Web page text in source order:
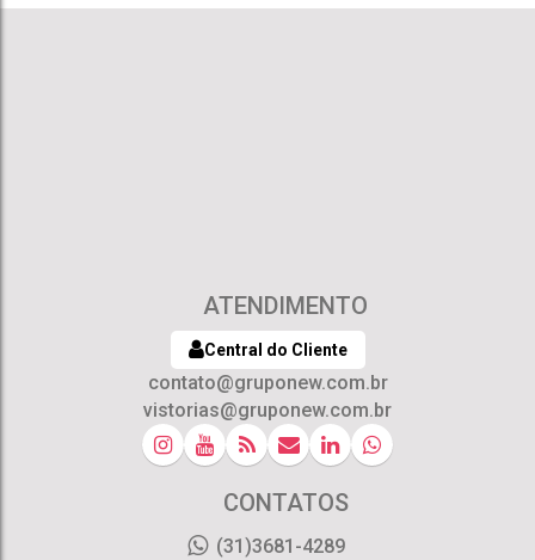
ATENDIMENTO
Central do Cliente
contato@gruponew.com.br
vistorias@gruponew.com.br
CONTATOS
(31)3681-4289